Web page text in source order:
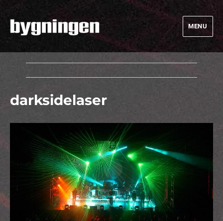
Bygningen
MENU
darksidelaser